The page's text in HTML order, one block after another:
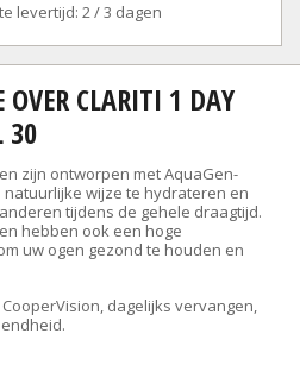
levertijd: 2 / 3 dagen
CLARITI 1 DAY
30
zijn ontworpen met AquaGen-
wijze te hydrateren en
tijdens de gehele draagtijd.
hebben ook een hoge
uw ogen gezond te houden en
dagelijks vervangen,